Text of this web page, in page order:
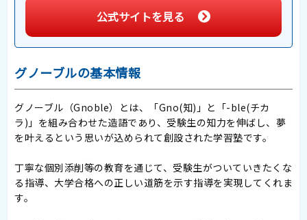
公式サイトを見る
グノーブルの基本情報
グノーブル（Gnoble）とは、「Gno(知)」と「-ble(チカ
ラ)」を組み合わせた造語であり、受験生の知力を伸ばし、夢
を叶えるという思いが込められて創設された学習塾です。
丁寧な個別添削等の教育を通じて、受験生がついていきたくな
る指導、大学合格への正しい道筋を示す指導を実現してくれま
す。